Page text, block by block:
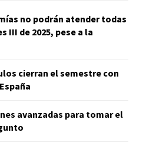
no podrán atender todas
III de 2025, pese a la
cierran el semestre con
avanzadas para tomar el